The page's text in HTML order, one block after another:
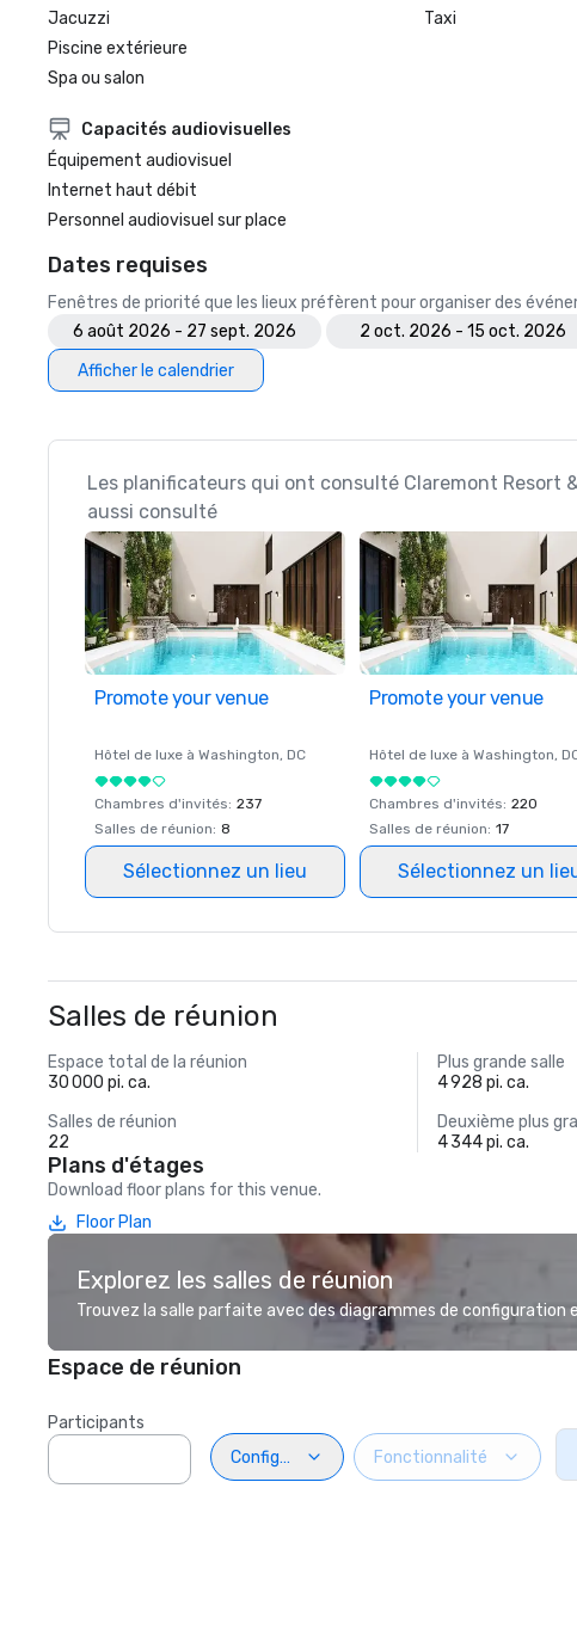
Jacuzzi
Piscine extérieure
Spa ou salon
Taxi
Capacités audiovisuelles
Équipement audiovisuel
Internet haut débit
Personnel audiovisuel sur place
Dates requises
Fenêtres de priorité que les lieux préfèrent pour organiser des
6 août 2026 - 27 sept. 2026
2 oct. 2026 - 15 oct. 2026
Afficher le calendrier
Les planificateurs qui ont consulté Claremont Resort
aussi consulté
Promote your venue
Hôtel de luxe à Washington, DC
Chambres d'invités: 237
Salles de réunion: 8
Sélectionnez un lieu
Promote your venue
Hôtel de luxe à Washington,
Chambres d'invités: 220
Salles de réunion: 17
Sélectionnez un
Salles de réunion
Espace total de la réunion
30 000 pi. ca.
Plus grande salle
4 928 pi. ca.
Salles de réunion
22
Deuxième plus
4 344 pi. ca.
Plans d'étages
Download floor plans for this venue.
Floor Plan
Explorez les salles de réunion
Trouvez la salle parfaite avec des diagrammes de configuration
Espace de réunion
Participants
Configuration
Fonctionnalité